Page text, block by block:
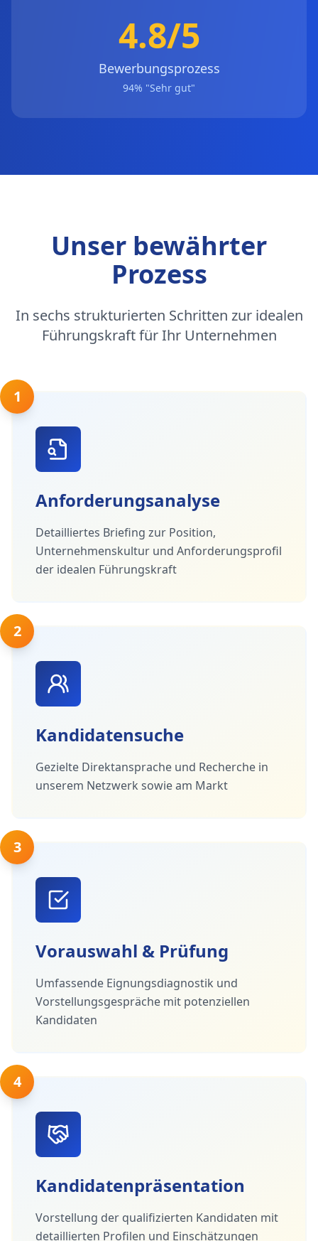
4.8/5
Bewerbungsprozess
94% "Sehr gut"
Unser bewährter
Prozess
In sechs strukturierten Schritten zur idealen
Führungskraft für Ihr Unternehmen
1
Anforderungsanalyse
Detailliertes Briefing zur Position,
Unternehmenskultur und Anforderungsprofil
der idealen Führungskraft
2
Kandidatensuche
Gezielte Direktansprache und Recherche in
unserem Netzwerk sowie am Markt
3
Vorauswahl & Prüfung
Umfassende Eignungsdiagnostik und
Vorstellungsgespräche mit potenziellen
Kandidaten
4
Kandidatenpräsentation
Vorstellung der qualifizierten Kandidaten mit
detaillierten Profilen und Einschätzungen